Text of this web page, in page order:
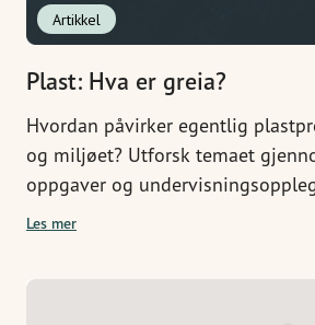
Artikkel
Plast: Hva er greia?
Hvordan påvirker egentlig
og miljøet? Utforsk temaet
oppgaver og
Les mer